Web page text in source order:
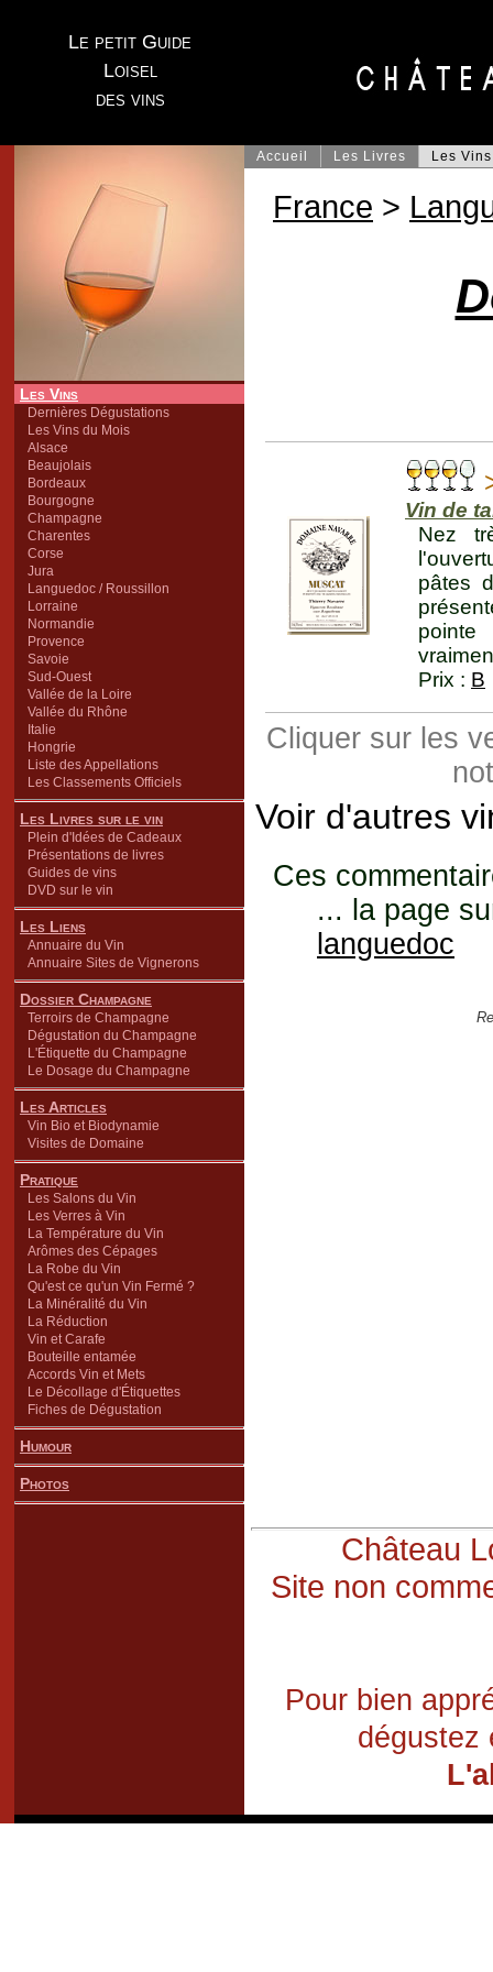
Le petit Guide
Loisel
des vins
Les Vins
Dernières Dégustations
Les Vins du Mois
Alsace
Beaujolais
Bordeaux
Bourgogne
Champagne
Charentes
Corse
Jura
Languedoc / Roussillon
Lorraine
Normandie
Provence
Savoie
Sud-Ouest
Vallée de la Loire
Vallée du Rhône
Italie
Hongrie
Liste des Appellations
Les Classements Officiels
Les Livres sur le vin
Plein d'Idées de Cadeaux
Présentations de livres
Guides de vins
DVD sur le vin
Les Liens
Annuaire du Vin
Annuaire Sites de Vignerons
Dossier Champagne
Terroirs de Champagne
Dégustation du Champagne
L'Étiquette du Champagne
Le Dosage du Champagne
Les Articles
Vin Bio et Biodynamie
Visites de Domaine
Pratique
Les Salons du Vin
Les Verres à Vin
La Température du Vin
Arômes des Cépages
La Robe du Vin
Qu'est ce qu'un Vin Fermé ?
La Minéralité du Vin
La Réduction
Vin et Carafe
Bouteille entamée
Accords Vin et Mets
Le Décollage d'Étiquettes
Fiches de Dégustation
Humour
Photos
Accueil Les Livres Les Vins
France >
Vin de
Nez
pâtes
pointe
Prix : B
Cliquer sur les
Voir d'autres
Ces
... la page
languedoc
Château
Site non
Pour bien
dégustez